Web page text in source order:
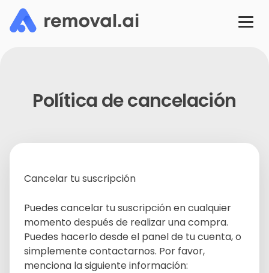
Política de cancelación
Cancelar tu suscripción
Puedes cancelar tu suscripción en cualquier
momento después de realizar una compra.
Puedes hacerlo desde el panel de tu cuenta, o
simplemente contactarnos. Por favor,
menciona la siguiente información: